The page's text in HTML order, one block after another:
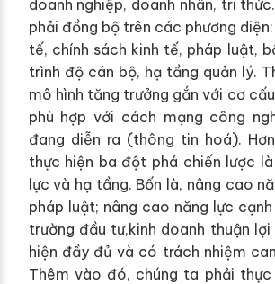
doanh nghiệp, doanh nhân, tri
phải đồng bộ trên các phương
tế, chính sách kinh tế, pháp luật,
trình độ cán bộ, hạ tầng quản lý.
mô hình tăng trưởng gắn với cơ
phù hợp với cách mạng công
đang diễn ra (thông tin hoá).
thực hiện ba đột phá chiến lược
lực và hạ tầng. Bốn là, nâng cao
pháp luật; nâng cao năng lực
trường đầu tư,kinh doanh thuận
hiện đầy đủ và có trách nhiệm
Thêm vào đó, chúng ta phải